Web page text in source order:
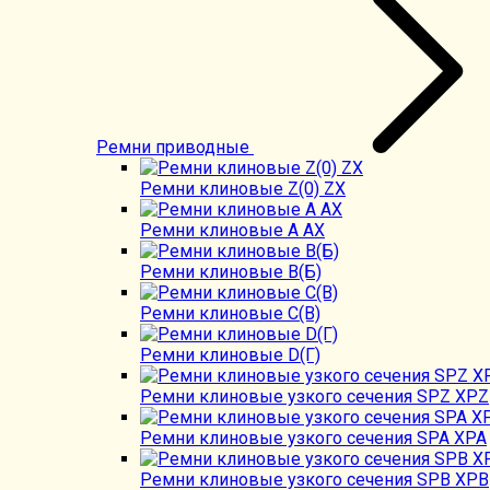
Ремни приводные
Ремни клиновые Z(0) ZX
Ремни клиновые А AX
Ремни клиновые В(Б)
Ремни клиновые C(B)
Ремни клиновые D(Г)
Ремни клиновые узкого сечения SPZ XPZ
Ремни клиновые узкого сечения SPA XPA
Ремни клиновые узкого сечения SPB XPB